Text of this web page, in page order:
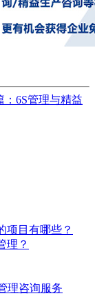
：6S管理与精益
项目有哪些？
理？
理咨询服务